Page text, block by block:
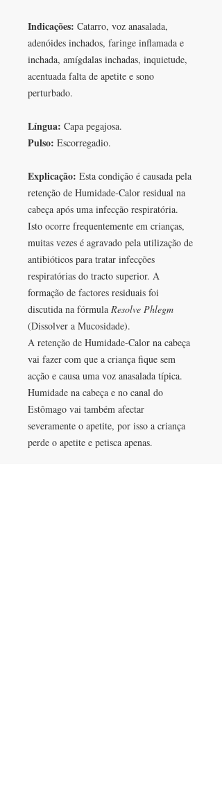
Indicações: Catarro, voz anasalada,
adenóides inchados, faringe inflamada e
inchada, amígdalas inchadas, inquietude,
acentuada falta de apetite e sono
perturbado.
Língua: Capa pegajosa.
Pulso: Escorregadio.
Explicação: Esta condição é causada pela
retenção de Humidade-Calor residual na
cabeça após uma infecção respiratória.
Isto ocorre frequentemente em crianças,
muitas vezes é agravado pela utilização de
antibióticos para tratar infecções
respiratórias do tracto superior. A
formação de factores residuais foi
discutida na fórmula Resolve Phlegm
(Dissolver a Mucosidade).
A retenção de Humidade-Calor na cabeça
vai fazer com que a criança fique sem
acção e causa uma voz anasalada típica.
Humidade na cabeça e no canal do
Estômago vai também afectar
severamente o apetite, por isso a criança
perde o apetite e petisca apenas.